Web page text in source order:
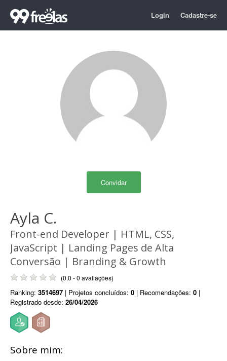
Login Cadastre-se
Convidar
Ayla C.
Front-end Developer | HTML, CSS,
JavaScript | Landing Pages de Alta
Conversão | Branding & Growth
(0.0 - 0 avaliações)
Ranking: 3514697 | Projetos concluídos: 0 | Recomendações: 0 |
Registrado desde: 26/04/2026
Sobre mim: